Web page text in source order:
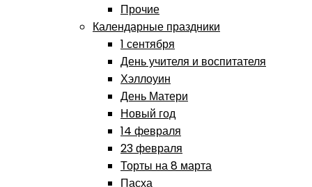
Прочие
Календарные праздники
1 сентября
День учителя и воспитателя
Хэллоуин
День Матери
Новый год
14 февраля
23 февраля
Торты на 8 марта
Пасха